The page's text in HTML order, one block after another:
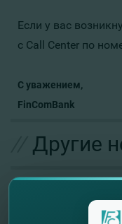
Если у вас
с Call Center по
С уважением,
FinComBank
Другие